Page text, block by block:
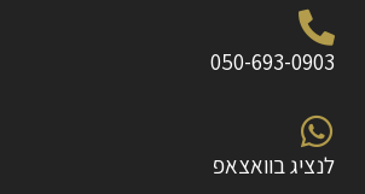
050-693-0903
לנציג בוואצאפ